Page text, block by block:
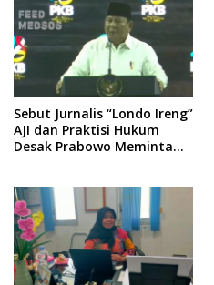
Sebut Jurnalis “Londo Ireng”
AJI dan Praktisi Hukum
Desak Prabowo Meminta